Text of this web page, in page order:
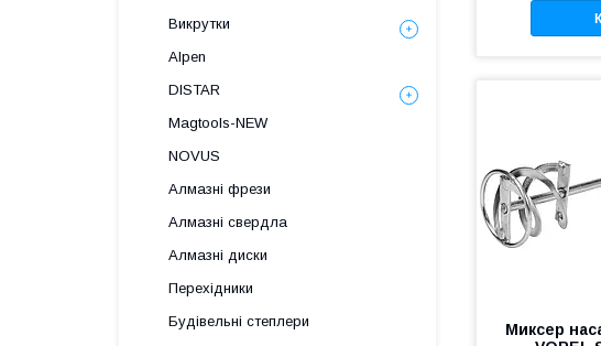
Миксер
Викрутки
Alpen
DISTAR
Magtools-NEW
NOVUS
Алмазні фрези
Алмазні свердла
Алмазні диски
Перехідники
Будівельні степлери